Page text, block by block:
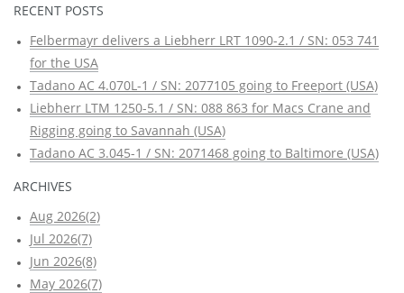
RECENT POSTS
Felbermayr delivers a Liebherr LRT 1090-2.1 / SN: 053 741
for the USA
Tadano AC 4.070L-1 / SN: 2077105 going to Freeport (USA)
Liebherr LTM 1250-5.1 / SN: 088 863 for Macs Crane and
Rigging going to Savannah (USA)
Tadano AC 3.045-1 / SN: 2071468 going to Baltimore (USA)
ARCHIVES
Aug 2026(2)
Jul 2026(7)
Jun 2026(8)
May 2026(7)